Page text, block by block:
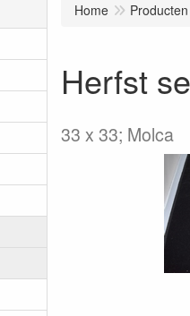
Home Producten
Herfst
33 x 33; Molca